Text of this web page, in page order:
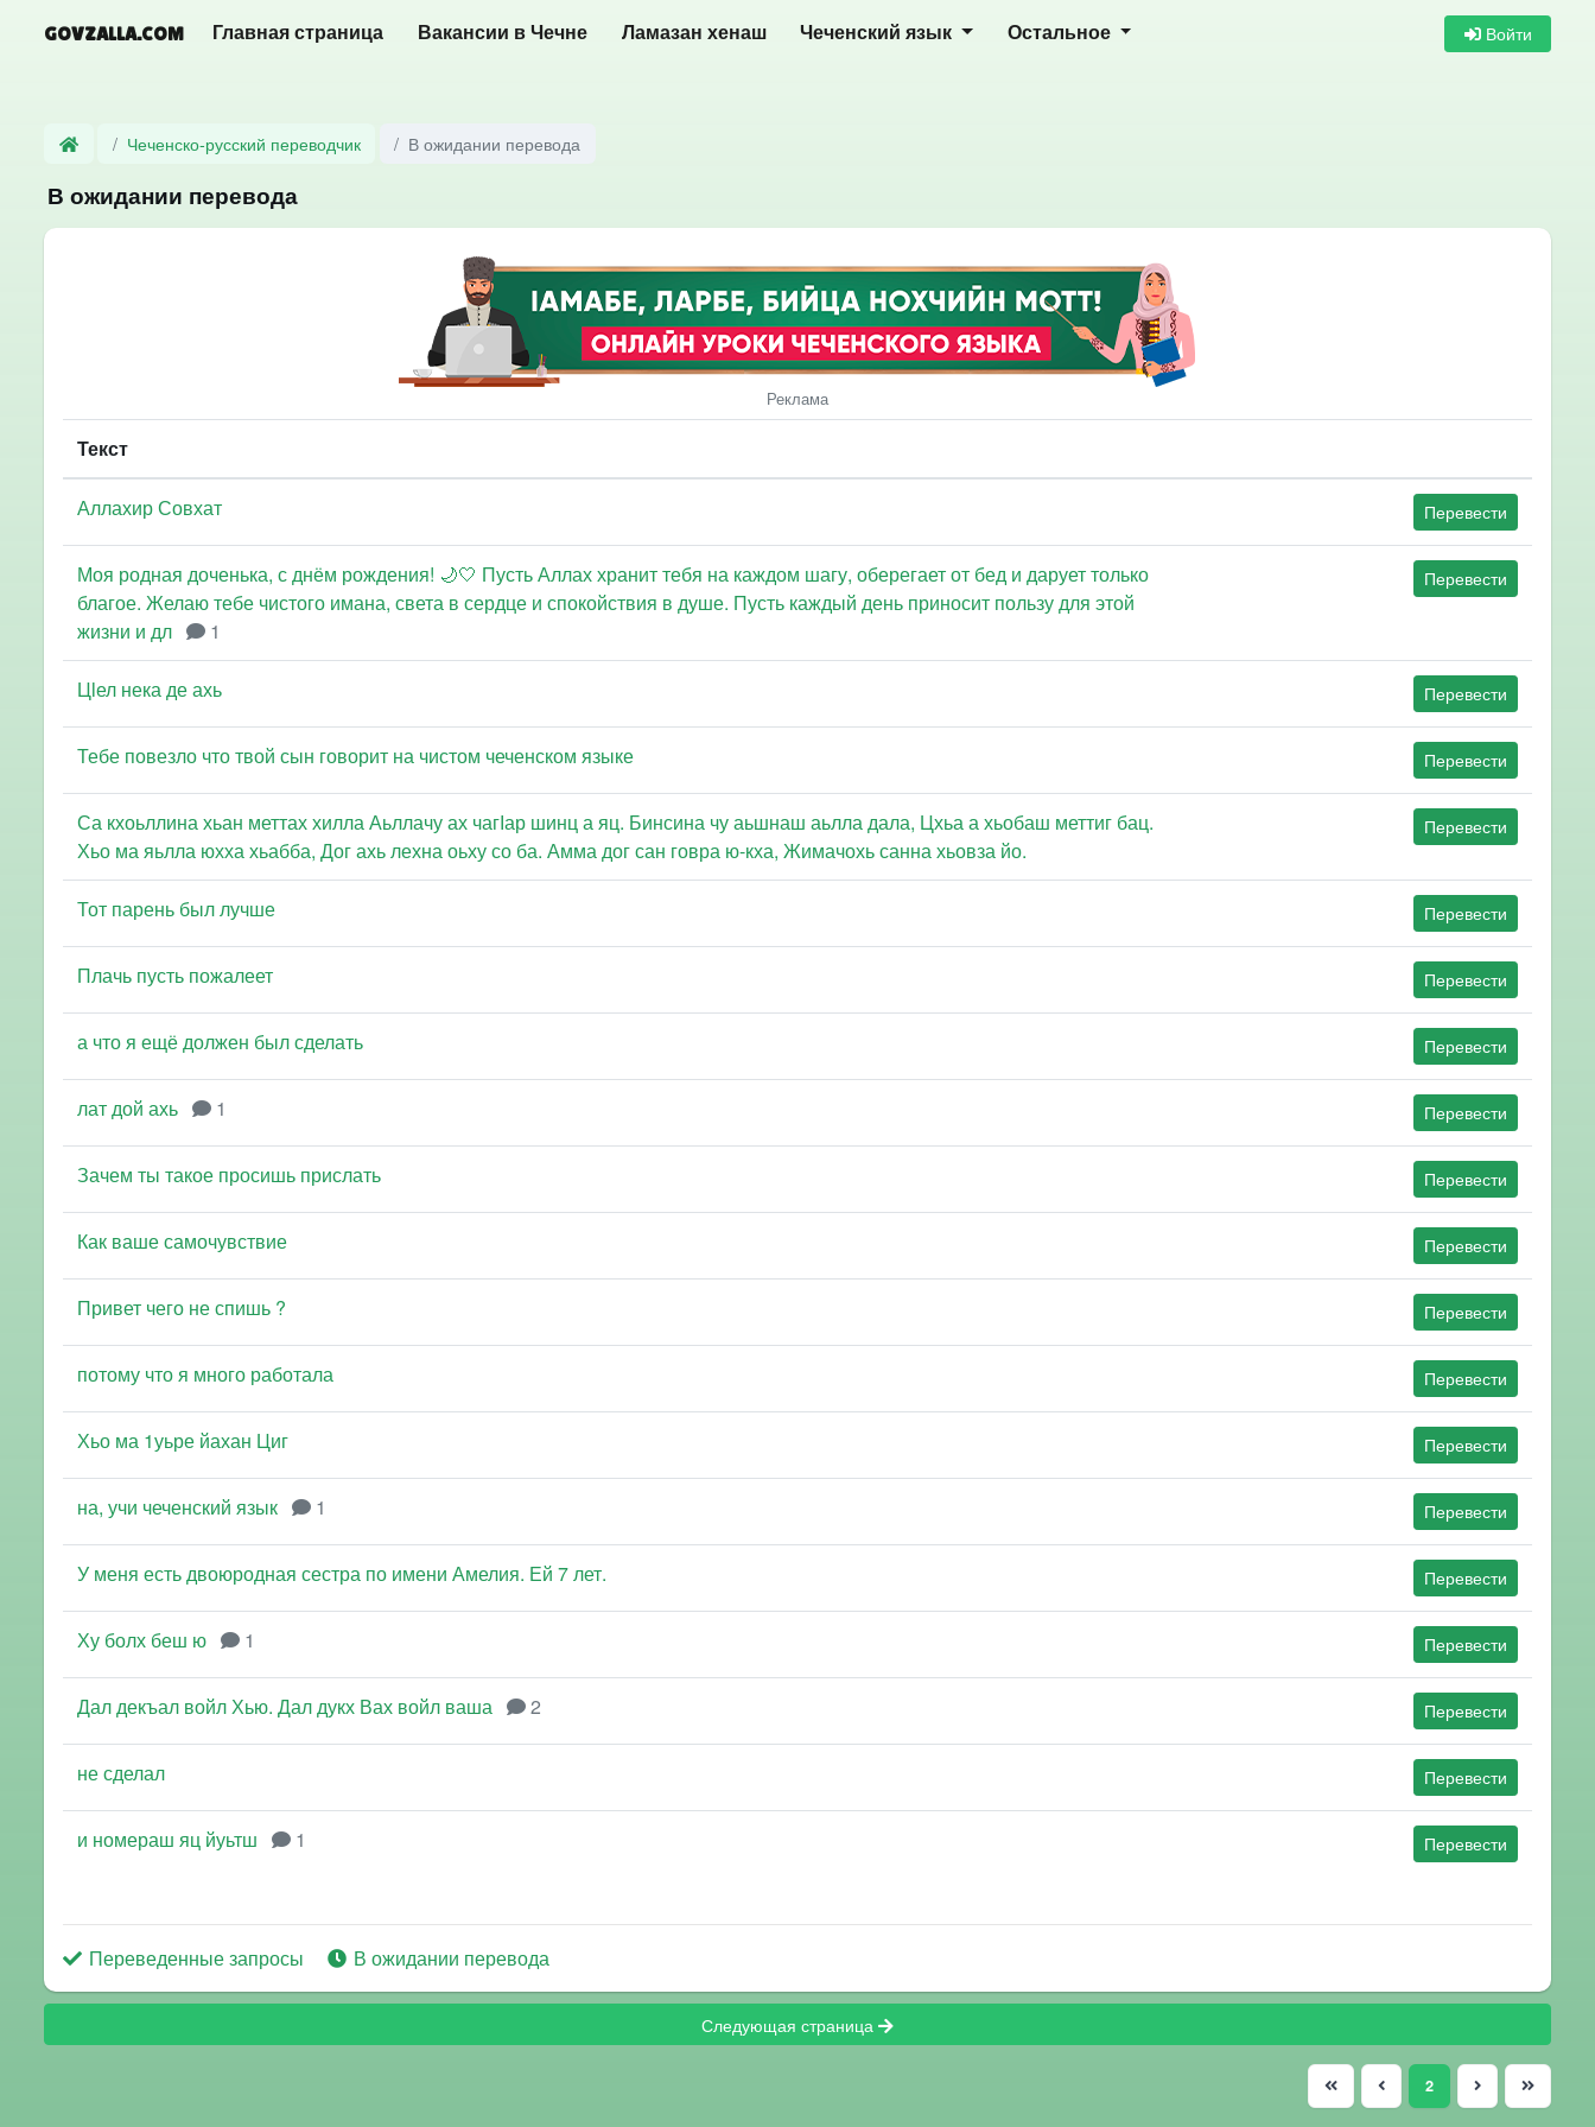
GOVZALLA.COM Главная страница Вакансии в Чечне Ламазан хенаш Чеченский язык Остальное Войти
Чеченско-русский переводчик В ожидании перевода
В ожидании перевода
Реклама
Текст
Аллахир Совхат Перевести
Моя родная доченька, с днём рождения! 🌙🤍 Пусть Аллах хранит тебя на каждом шагу, оберегает от бед и дарует только
благое. Желаю тебе чистого имана, света в сердце и спокойствия в душе. Пусть каждый день приносит пользу для этой
жизни и дл
1
Перевести
Цӏел нека де ахь Перевести
Тебе повезло что твой сын говорит на чистом чеченском языке Перевести
Са кхоьллина хьан меттах хилла Аьллачу ах чагӀар шинц а яц. Бинсина чу аьшнаш аьлла дала, Цхьа а хьобаш меттиг бац.
Хьо ма яьлла юхха хьабба, Дог ахь лехна оьху со ба. Амма дог сан говра ю-кха, Жимачохь санна хьовза йо.
Перевести
Тот парень был лучше Перевести
Плачь пусть пожалеет Перевести
а что я ещё должен был сделать Перевести
лат дой ахь 1 Перевести
Зачем ты такое просишь прислать Перевести
Как ваше самочувствие Перевести
Привет чего не спишь ? Перевести
потому что я много работала Перевести
Хьо ма 1уьре йахан Циг Перевести
на, учи чеченский язык 1 Перевести
У меня есть двоюродная сестра по имени Амелия. Ей 7 лет. Перевести
Ху болх беш ю 1 Перевести
Дал декъал войл Хью. Дал дукх Вах войл ваша 2 Перевести
не сделал Перевести
и номераш яц йуьтш 1 Перевести
Переведенные запросы В ожидании перевода
Следующая страница
2(current)